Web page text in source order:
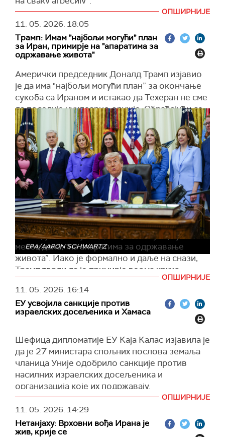
"Погрешна стратегија и погрешне одлуке ће
увек довести до погрешних резултата – цео
свет је то већ схватио. Спремни смо на све
опције; биће изненађени“, навео је Галибаф.
Al Jazeera
ОПШИРНИЈЕ
11. 05. 2026. 18:05
Трамп: Имам "најбољи могући" план
за Иран, примирје на "апаратима за
одржавање живота"
Амерички председник Доналд Трамп изјавио
је да има "најбољи могући план” за окончање
сукоба са Ираном и истакао да Техеран не сме
да поседује нуклеарно оружје. Обраћајући се
новинарима у Овалном кабинету, поновиo да
је ирански контрапредлог за окончање рата
"неприхватљив”, преносиСи-Ен-Ен.
Трамп је поручио да је суштина америчког
плана једноставна – спречити Иран да развије
нуклеарно оружје. Навео је и да сваки будући
споразум мора да подразумева јасну обавезу
Техерана да обустави нуклеарни програм.
Амерички председник оценио је и да је
примирје између САД и Ирана, које траје
месец дана, "на апаратима за одржавање
живота”. Иако је формално и даље на снази,
Трамп тврди да је примирје веома крхко,
подсећајући да су обе стране после договора
размењивале ватру у Ормуском мореузу.
Говорећи о политичкој ситуацији у Ирану,
речима, умерени кругови желе договор са
САД, док се тврдолинијаши залажу за
наставак сукоба.
Трамп је оптужио Иран и да је одустао од
претходног договора који је подразумевао да
САД преузму и уклоне иранске залихе
обогаћеног уранијума. Тврди да је Техеран у
преговорима прихватио ту могућност, али да
EPA/AARON SCHWARTZ
ОПШИРНИЈЕ
11. 05. 2026. 16:14
ЕУ усвојила санкције против
израелских досељеника и Хамаса
Шефица дипломатије ЕУ Каја Калас изјавила је
да је 27 министара спољних послова земаља
чланица Уније одобрило санкције против
насилних израелских досељеника и
организација које их подржавају.
Дипломате су одобриле и нове санкције
против лидера Хамаса.
"Готово је. Европска унија данас санкционише
ОПШИРНИЈЕ
11. 05. 2026. 14:29
Нетанјаху: Врховни вођа Ирана је
жив, крије се